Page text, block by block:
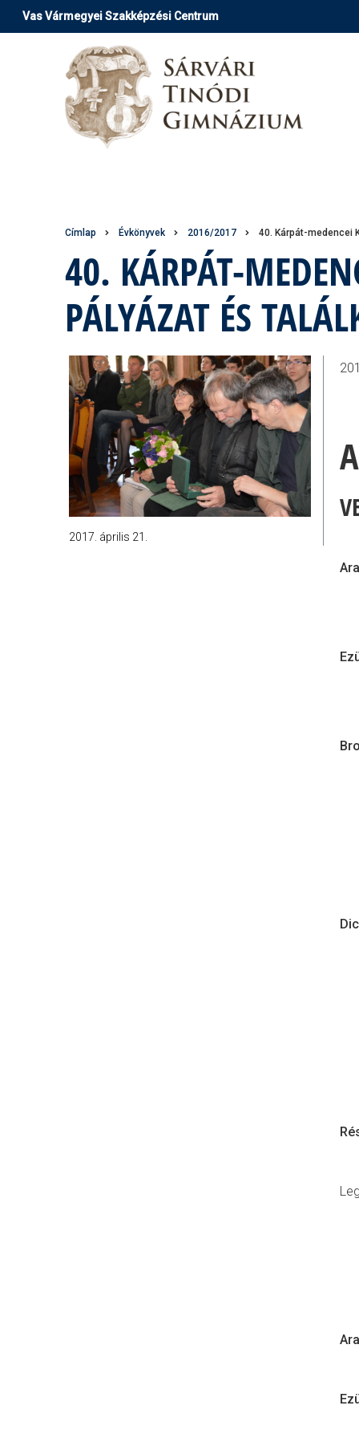
UgrásVas Vármegyei Szakképzési Centrum
Morzsa
Címlap Évkönyvek 2016/2017 40. Kárpát-medencei
40. KÁRPÁT-
PÁLYÁZAT ÉS
2017. április 21.